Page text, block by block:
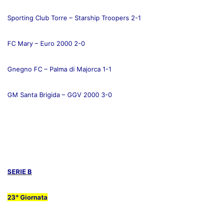
Sporting Club Torre – Starship Troopers 2-1
FC Mary – Euro 2000 2-0
Gnegno FC – Palma di Majorca 1-1
GM Santa Brigida – GGV 2000 3-0
SERIE B
23° Giornata